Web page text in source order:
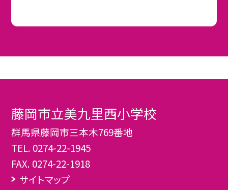
藤岡市立美九里西小学校
群馬県藤岡市三本木769番地
TEL. 0274-22-1945
FAX. 0274-22-1918
サイトマップ